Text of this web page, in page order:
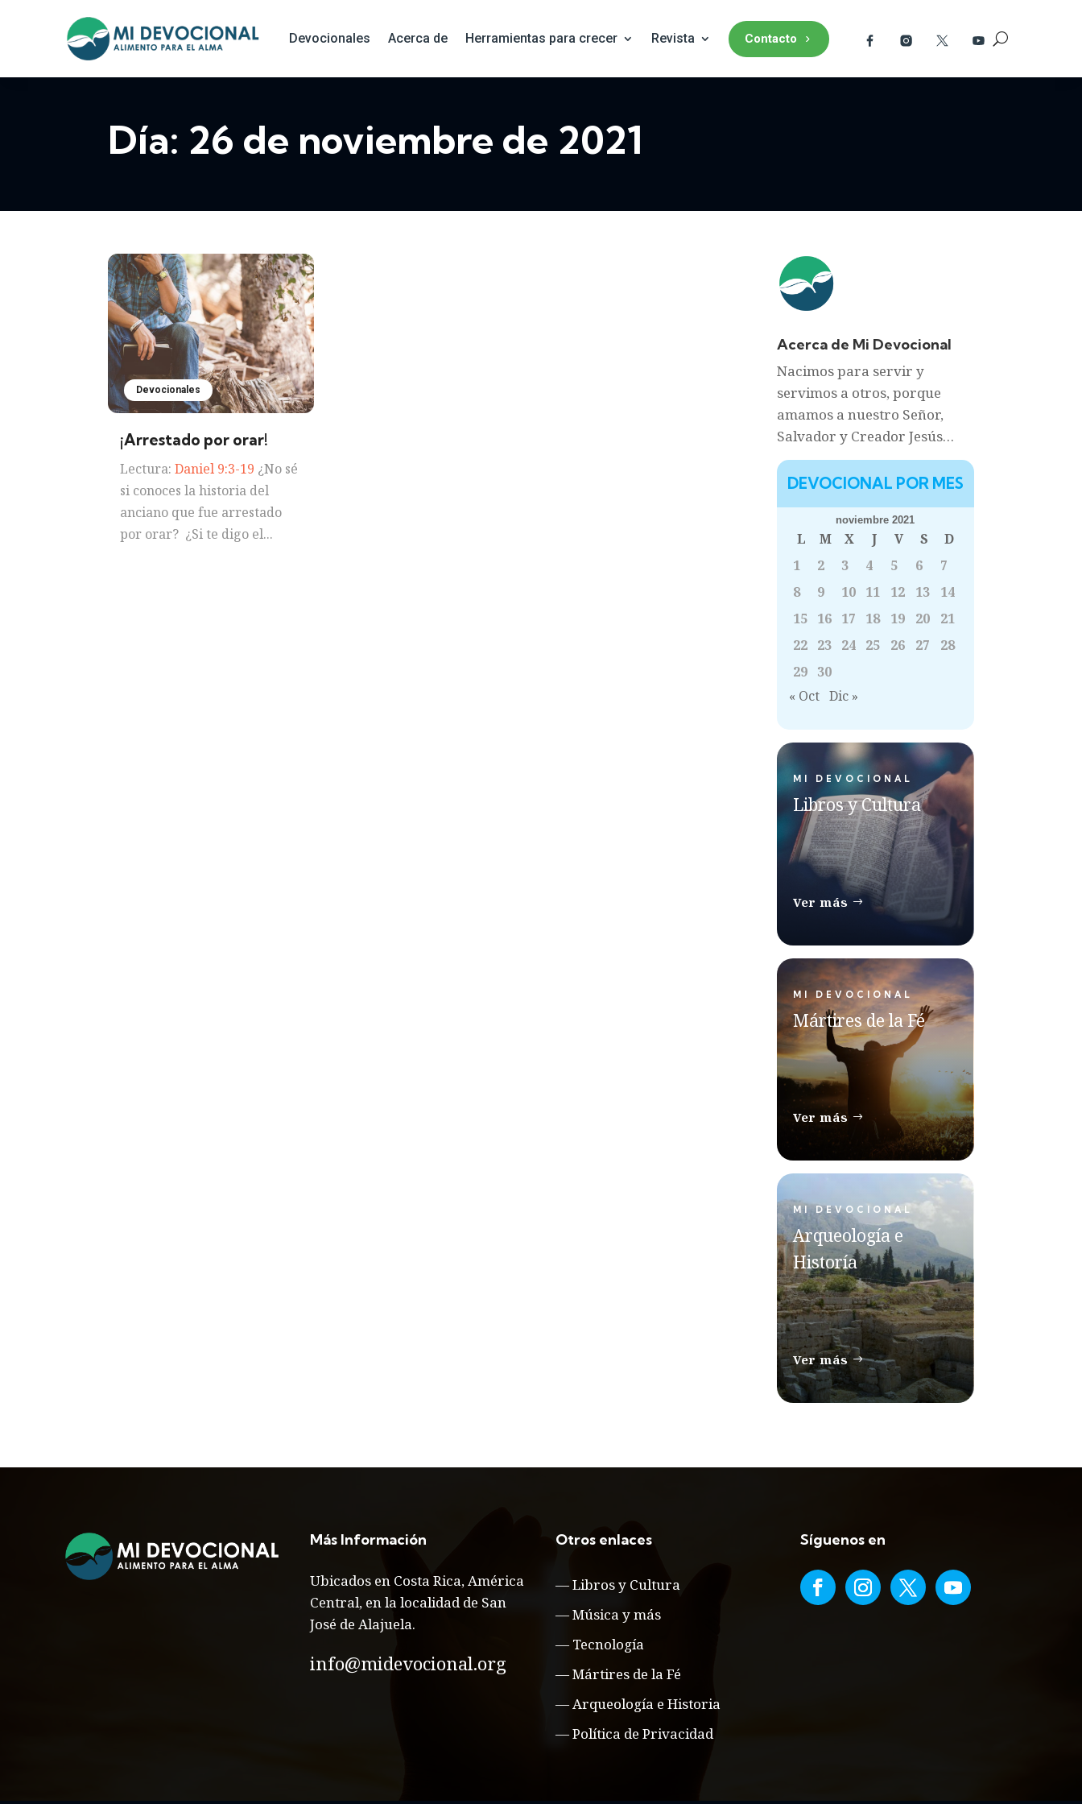
Devocionales Acerca de Herramientas para crecer Revista Contacto
Día: 26 de noviembre de 2021
Devocionales
¡Arrestado por orar!
Lectura:Daniel 9:3-19 ¿No sé
si conoces la historia del
anciano que fue arrestado
por orar? ¿Si te digo el...
Acerca de Mi Devocional
Nacimos para servir y
servimos a otros, porque
amamos a nuestro Señor,
Salvador y Creador Jesús…
DEVOCIONAL POR MES
noviembre 2021
L M X J V S
D
1
2 3 4 5 6
7
8
9 10 11 12 13
14
15 16 17 18 19 20
21
22 23 24 25 26 27
28
29 30
« Oct Dic »
MI DEVOCIONAL
Libros y Cultura
Ver más
MI DEVOCIONAL
Mártires de la Fé
Ver más
MI DEVOCIONAL
Arqueología e
Historía
Ver más
Más Información
Ubicados en Costa Rica, América
Central, en la localidad de San
José de Alajuela.
info@midevocional.org
Otros enlaces
—Libros y Cultura
—Música y más
— Tecnología
—Mártires de la Fé
—Arqueología e Historia
—Política de Privacidad
Síguenos en